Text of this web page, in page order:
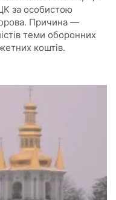
за особистою
Причина —
теми оборонних
коштів.